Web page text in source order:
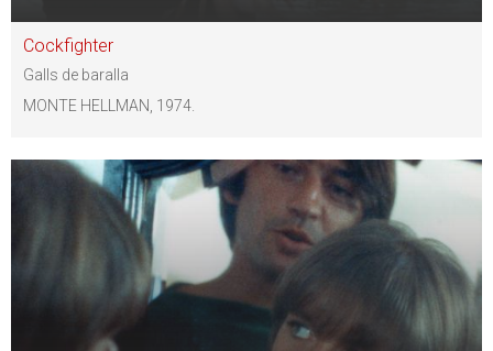
Cockfighter
Galls de baralla
MONTE HELLMAN, 1974.